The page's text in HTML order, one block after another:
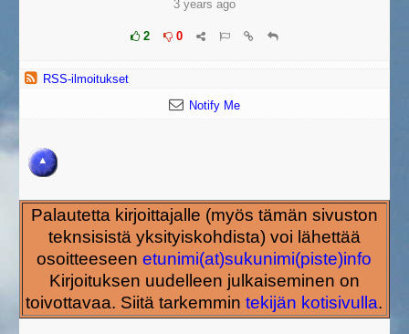
3 years ago
2 0
RSS-ilmoitukset
Notify Me
Palautetta kirjoittajalle (myös tämän sivuston
teknsisistä yksityiskohdista) voi lähettää
osoitteeseenetunimi(at)sukunimi(piste)info
Kirjoituksen uudelleen julkaiseminen on
toivottavaa. Siitä tarkemmintekijän kotisivulla.